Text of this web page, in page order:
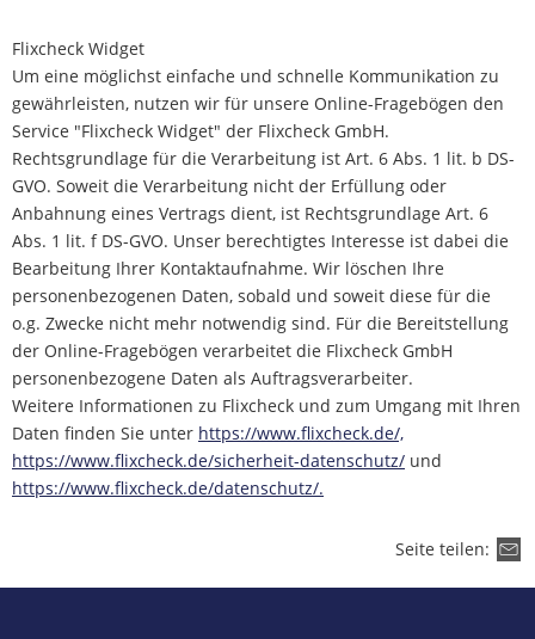
Flixcheck Widget
Um eine möglichst einfache und schnelle Kommunikation zu
gewährleisten, nutzen wir für unsere Online-Fragebögen den
Service "Flixcheck Widget" der Flixcheck GmbH.
Rechtsgrundlage für die Verarbeitung ist Art. 6 Abs. 1 lit. b DS-
GVO. Soweit die Verarbeitung nicht der Erfüllung oder
Anbahnung eines Vertrags dient, ist Rechtsgrundlage Art. 6
Abs. 1 lit. f DS-GVO. Unser berechtigtes Interesse ist dabei die
Bearbeitung Ihrer Kontaktaufnahme. Wir löschen Ihre
personenbezogenen Daten, sobald und soweit diese für die
o.g. Zwecke nicht mehr notwendig sind. Für die Bereitstellung
der Online-Fragebögen verarbeitet die Flixcheck GmbH
personenbezogene Daten als Auftragsverarbeiter.
Weitere Informationen zu Flixcheck und zum Umgang mit Ihren
Daten finden Sie unter https://www.flixcheck.de/,
https://www.flixcheck.de/sicherheit-datenschutz/ und
https://www.flixcheck.de/datenschutz/.
Seite teilen: